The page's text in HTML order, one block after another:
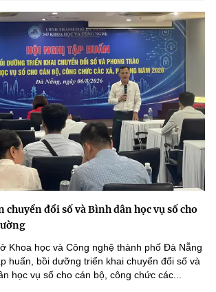
chuyển đổi số và Bình dân học vụ số cho
Khoa học và Công nghệ thành phố Đà Nẵng
huấn, bồi dưỡng triển khai chuyển đổi số và
học vụ số cho cán bộ, công chức các...